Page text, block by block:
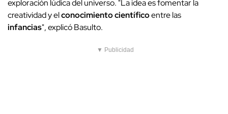
exploración lúdica del universo. "La idea es fomentar la
creatividad y elconocimiento científicoentre las
infancias", explicó Basulto.
▼ Publicidad